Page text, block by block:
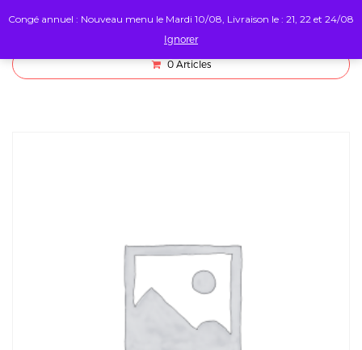
0 Articles
Congé annuel : Nouveau menu le Mardi 10/08, Livraison le : 21, 22 et 24/08
Ignorer